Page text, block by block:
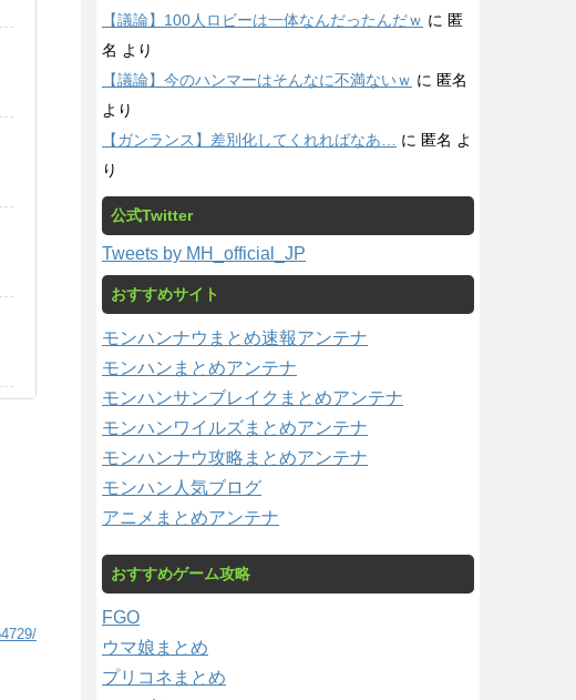
【議論】100人ロビーは一体なんだったんだｗ に 匿
名 より
【議論】今のハンマーはそんなに不満ないｗ に 匿名
より
【ガンランス】差別化してくれればなあ…
に 匿名 よ
り
公式Twitter
Tweets by MH_official_JP
おすすめサイト
モンハンナウまとめ速報アンテナ
モンハンまとめアンテナ
モンハンサンブレイクまとめアンテナ
モンハンワイルズまとめアンテナ
モンハンナウ攻略まとめアンテナ
モンハン人気ブログ
アニメまとめアンテナ
おすすめゲーム攻略
FGO
ウマ娘まとめ
プリコネまとめ